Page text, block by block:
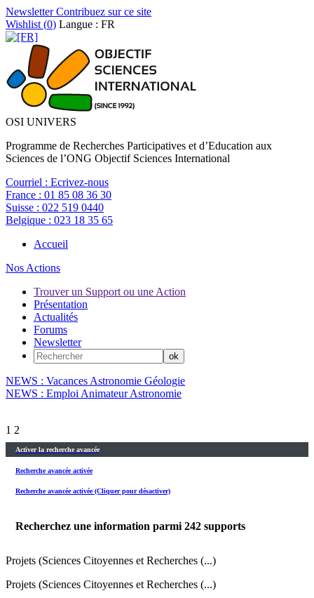
NewsletterContribuez sur ce site
Wishlist (0) Langue : FR
OSI UNIVERS
Programme de Recherches Participatives et d’Education aux
Sciences de l’ONG Objectif Sciences International
Courriel : Ecrivez-nous
France : 01 85 08 36 30
Suisse : 022 519 0440
Belgique : 023 18 35 65
Accueil
Nos Actions
Trouver un Support ou une Action
Présentation
Actualités
Forums
Newsletter
NEWS : Vacances Astronomie Géologie
NEWS : Emploi Animateur Astronomie
1 2
Activer la recherche avancée
Recherche avancée activée
Recherche avancée activée (Cliquer pour désactiver)
Recherchez une information parmi 242 supports
Projets (Sciences Citoyennes et Recherches (...)
Projets (Sciences Citoyennes et Recherches (...)